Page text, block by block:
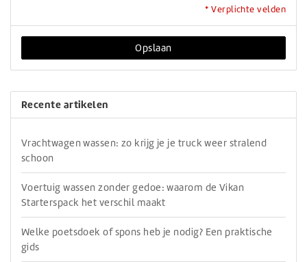
* Verplichte velden
Opslaan
Recente artikelen
Vrachtwagen wassen: zo krijg je je truck weer stralend
schoon
Voertuig wassen zonder gedoe: waarom de Vikan
Starterspack het verschil maakt
Welke poetsdoek of spons heb je nodig? Een praktische
gids